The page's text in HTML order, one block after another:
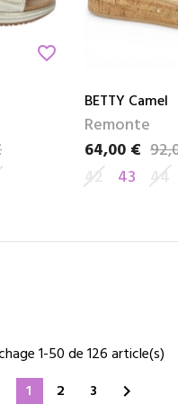
favorite_border
BETTY Camel
Remonte
Prix
64,00 €
Prix de base
42
43 44
1-50 de 126 article(s)
1
2 3 